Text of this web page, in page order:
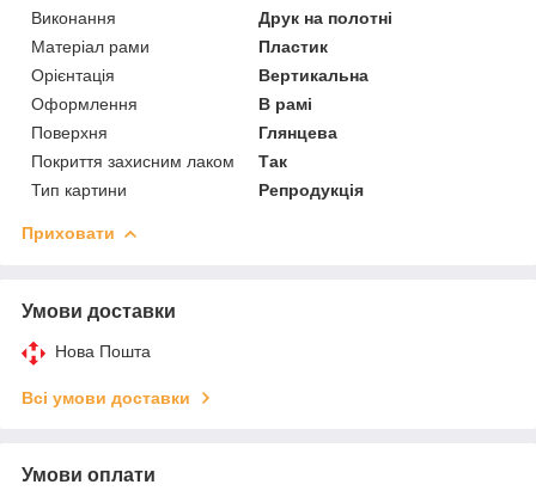
Виконання
Друк на полотні
Матеріал рами
Пластик
Орієнтація
Вертикальна
Оформлення
В рамі
Поверхня
Глянцева
Покриття захисним лаком
Так
Тип картини
Репродукція
Приховати
Умови доставки
Нова Пошта
Всі умови доставки
Умови оплати